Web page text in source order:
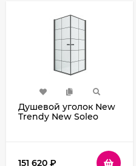
Душевой уголок New
Trendy New Soleo
стекло прозрачное
151 620 ₽